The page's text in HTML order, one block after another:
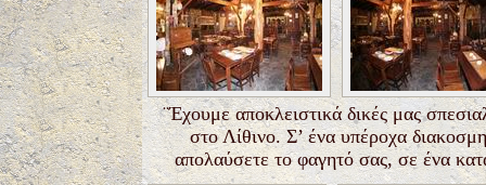
¨Έχουμε αποκλειστικά δικές μας
στο Λίθινο. Σ’ ένα υπέροχα
απολαύσετε το φαγητό σας, σε ένα